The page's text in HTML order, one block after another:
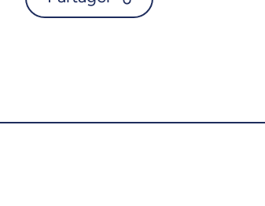
X.com Facebook